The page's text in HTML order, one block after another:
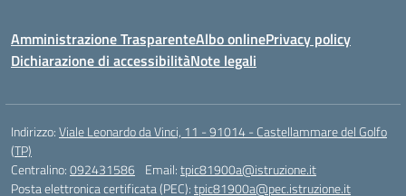
Amministrazione TrasparenteAlbo onlinePrivacy policy
Dichiarazione di accessibilitàNote legali
Indirizzo:Viale Leonardo da Vinci, 11 - 91014 - Castellammare del Golfo
(TP)
Centralino:092431586 Email:tpic81900a@istruzione.it
Posta elettronica certificata (PEC):tpic81900a@pec.istruzione.it